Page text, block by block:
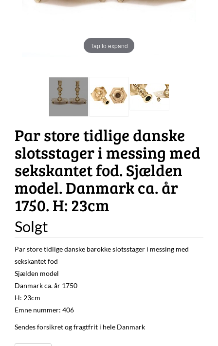
Tap to expand
Par store tidlige danske
slotsstager i messing med
sekskantet fod. Sjælden
model. Danmark ca. år
1750. H: 23cm
Solgt
Par store tidlige danske barokke slotsstager i messing med
sekskantet fod
Sjælden model
Danmark ca. år 1750
H: 23cm
Emne nummer: 406
Sendes forsikret og fragtfrit i hele Danmark